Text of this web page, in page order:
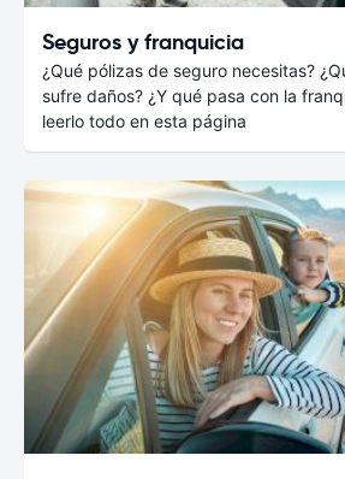
Seguros y franquicia
¿Qué pólizas de seguro necesitas?
sufre daños? ¿Y qué pasa con la
leerlo todo en esta página